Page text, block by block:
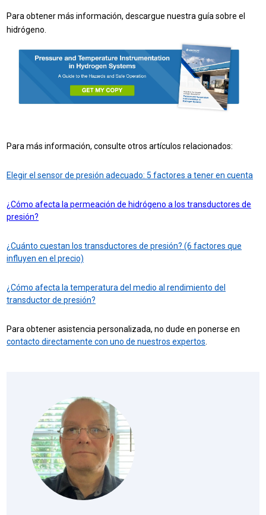
Para obtener más información, descargue nuestra guía sobre el
hidrógeno.
Para más información, consulte otros artículos relacionados:
Elegir el sensor de presión adecuado: 5 factores a tener en cuenta
¿Cómo afecta la permeación de hidrógeno a los transductores de
presión?
¿Cuánto cuestan los transductores de presión? (6 factores que
influyen en el precio)
¿Cómo afecta la temperatura del medio al rendimiento del
transductor de presión?
Para obtener asistencia personalizada, no dude en ponerse en
contacto directamente con uno de nuestros expertos